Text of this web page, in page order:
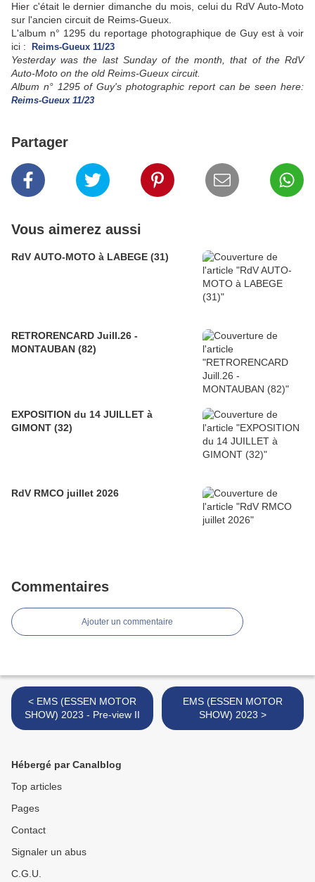
Hier c'était le dernier dimanche du mois, celui du RdV Auto-Moto
sur l'ancien circuit de Reims-Gueux.
L'album n° 1295 du reportage photographique de Guy est à voir
ici :
Reims-Gueux 11/23
Yesterday was the last Sunday of the month, that of the RdV
Auto-Moto on the old Reims-Gueux circuit.
Album n° 1295 of Guy's photographic report can be seen here:
Reims-Gueux 11/23
Partager
Vous aimerez aussi
RdV AUTO-MOTO à LABEGE (31)
RETRORENCARD Juill.26 -
MONTAUBAN (82)
EXPOSITION du 14 JUILLET à
GIMONT (32)
RdV RMCO juillet 2026
Commentaires
Ajouter un commentaire
< EMS (ESSEN MOTOR
SHOW) 2023 - Pre-view II
EMS (ESSEN MOTOR
SHOW) 2023 >
Hébergé par Canalblog
Top articles
Pages
Contact
Signaler un abus
C.G.U.